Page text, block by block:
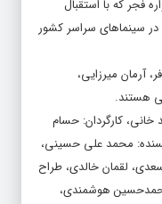
فجر که با استقبال
میرزایی،
هستند.
خانی، کارگردان: حسام
محمد علی حسینی،
لقمان خالدی، طراح